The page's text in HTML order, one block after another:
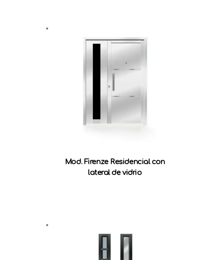
Mod. Firenze Residencial con
lateral de vidrio